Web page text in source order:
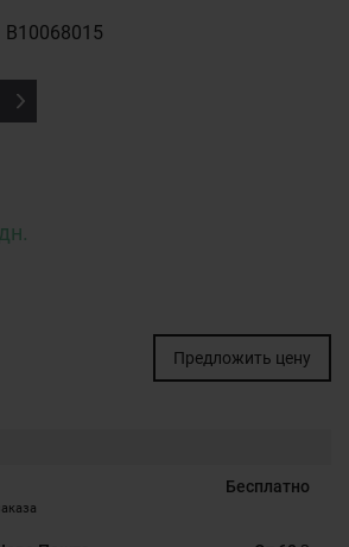
B10068015
Предложить цену
Бесплатно